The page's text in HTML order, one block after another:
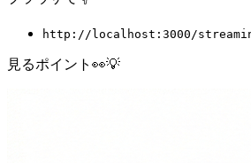
http://localhost:3000/
見るポイント👀💡